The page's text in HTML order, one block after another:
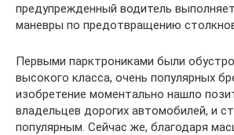
предупрежденный водитель
маневры по предотвращению
Первыми парктрониками были
высокого класса, очень популярных
изобретение моментально нашло
владельцев дорогих автомобилей, и
популярным. Сейчас же, благодаря